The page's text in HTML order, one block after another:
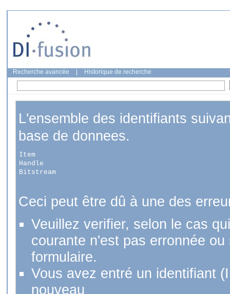
Recherche avancée Historique de recherche
L'ensemble des identifiants
base de donnees.
Item
Handle
Bitstream
Ceci peut être dû à une des
Veuillez verifier, selon le cas
courante n'est pas erronnée
formulaire.
Vous avez entré un identifiant
nouveau